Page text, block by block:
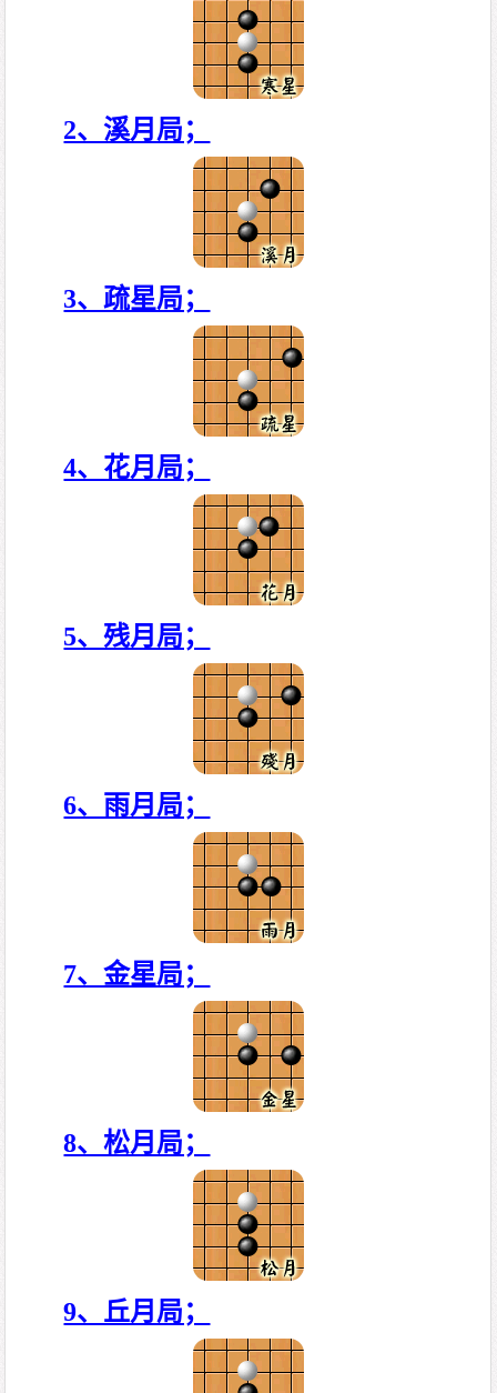
2、溪月局；
3、疏星局；
4、花月局；
5、残月局；
6、雨月局；
7、金星局；
8、松月局；
9、丘月局；